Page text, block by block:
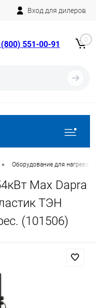
Вход для дилеров
551-00-91 0
• Оборудование для нагрева
Max Dapra
ТЭН
(101506)